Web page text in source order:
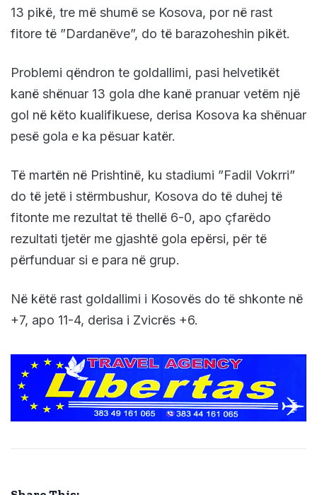
13 pikë, tre më shumë se Kosova, por në rast
fitore të ”Dardanëve”, do të barazoheshin pikët.
Problemi qëndron te goldallimi, pasi helvetikët
kanë shënuar 13 gola dhe kanë pranuar vetëm një
gol në këto kualifikuese, derisa Kosova ka shënuar
pesë gola e ka pësuar katër.
Të martën në Prishtinë, ku stadiumi ”Fadil Vokrri”
do të jetë i stërmbushur, Kosova do të duhej të
fitonte me rezultat të thellë 6-0, apo çfarëdo
rezultati tjetër me gjashtë gola epërsi, për të
përfunduar si e para në grup.
Në këtë rast goldallimi i Kosovës do të shkonte në
+7, apo 11-4, derisa i Zvicrës +6.